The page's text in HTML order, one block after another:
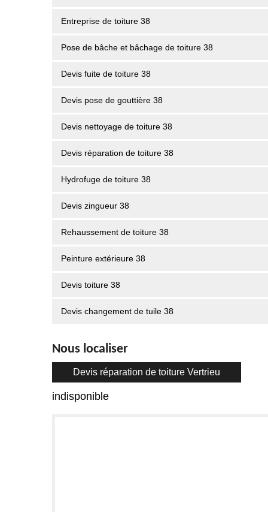
Entreprise de toiture 38
Pose de bâche et bâchage de toiture 38
Devis fuite de toiture 38
Devis pose de gouttière 38
Devis nettoyage de toiture 38
Devis réparation de toiture 38
Hydrofuge de toiture 38
Devis zingueur 38
Rehaussement de toiture 38
Peinture extérieure 38
Devis toiture 38
Devis changement de tuile 38
Nous localiser
Devis réparation de toiture Vertrieu
indisponible